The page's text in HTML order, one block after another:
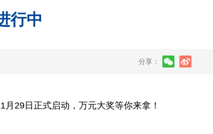
行中
分享：
29日正式启动，万元大奖等你来拿！